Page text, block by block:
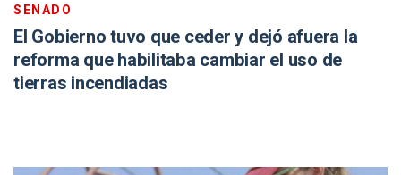
SENADO
El Gobierno tuvo que ceder y dejó afuera la
reforma que habilitaba cambiar el uso de
tierras incendiadas